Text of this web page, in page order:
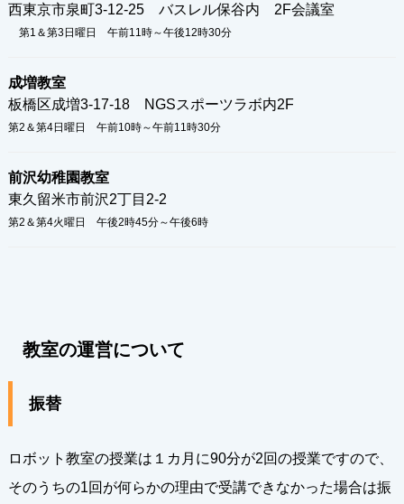
西東京市泉町3-12-25 バスレル保谷内 2F会議室
第1＆第3日曜日 午前11時～午後12時30分
成増教室
板橋区成増3-17-18 NGSスポーツラボ内2F
第2＆第4日曜日 午前10時～午前11時30分
前沢幼稚園教室
東久留米市前沢2丁目2-2
第2＆第4火曜日 午後2時45分～午後6時
教室の運営について
振替
ロボット教室の授業は１カ月に90分が2回の授業ですので、
そのうちの1回が何らかの理由で受講できなかった場合は振